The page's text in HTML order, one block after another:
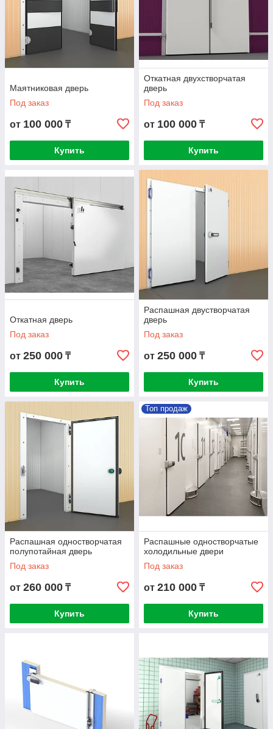
Маятниковая дверь
Под заказ
от 100 000 ₸
Купить
Откатная двухстворчатая
дверь
Под заказ
от 100 000 ₸
Купить
Откатная дверь
Под заказ
от 250 000 ₸
Купить
Распашная двустворчатая
дверь
Под заказ
от 250 000 ₸
Купить
Распашная одностворчатая
полупотайная дверь
Под заказ
от 260 000 ₸
Купить
Топ продаж
Распашные одностворчатые
холодильные двери
Под заказ
от 210 000 ₸
Купить